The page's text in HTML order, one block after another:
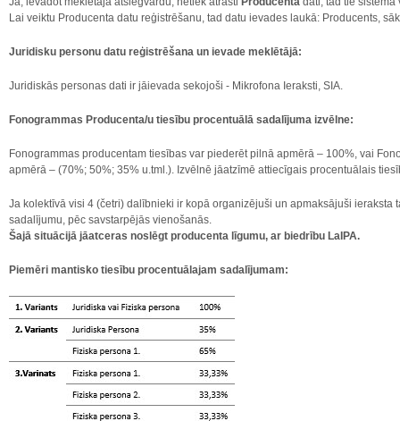
Lai veiktu Producenta datu reģistrēšanu, tad datu ievades laukā: Producents,
Juridisku personu datu reģistrēšana un ievade meklētājā:
Juridiskās personas dati ir jāievada sekojoši - Mikrofona Ieraksti, SIA.
Fonogrammas Producenta/u tiesību procentuālā sadalījuma izvēlne:
Fonogrammas producentam tiesības var piederēt pilnā apmērā – 100%, vai
apmērā – (70%; 50%; 35% u.tml.). Izvēlnē jāatzīmē attiecīgais procentuālais
Ja kolektīvā visi 4 (četri) dalībnieki ir kopā organizējuši un apmaksājuši
sadalījumu, pēc savstarpējās vienošanās.
Šajā situācijā jāatceras noslēgt producenta līgumu, ar biedrību LaIPA.
Piemēri mantisko tiesību procentuālajam sadalījumam: